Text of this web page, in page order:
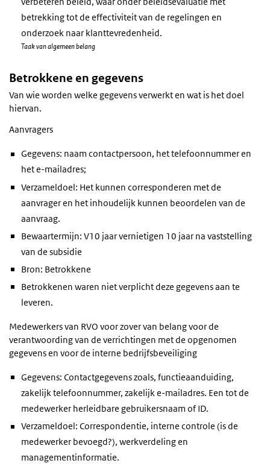
betrekking tot de effectiviteit van de regelingen en
onderzoek naar klanttevredenheid.
Taak van algemeen belang
Betrokkene en gegevens
Van wie worden welke gegevens verwerkt en wat is het doel
hiervan.
Aanvragers
Gegevens: naam contactpersoon, het telefoonnummer en
het e-mailadres;
Verzameldoel: Het kunnen corresponderen met de
aanvrager en het inhoudelijk kunnen beoordelen van de
aanvraag.
Bewaartermijn: V10 jaar vernietigen 10 jaar na vaststelling
van de subsidie
Bron: Betrokkene
Betrokkenen waren niet verplicht deze gegevens aan te
leveren.
Medewerkers van RVO voor zover van belang voor de
verantwoording van de verrichtingen met de opgenomen
gegevens en voor de interne bedrijfsbeveiliging
Gegevens: Contactgegevens zoals, functieaanduiding,
zakelijk telefoonnummer, zakelijk e-mailadres. Een tot de
medewerker herleidbare gebruikersnaam of ID.
Verzameldoel: Correspondentie, interne controle (is de
medewerker bevoegd?), werkverdeling en
managementinformatie.